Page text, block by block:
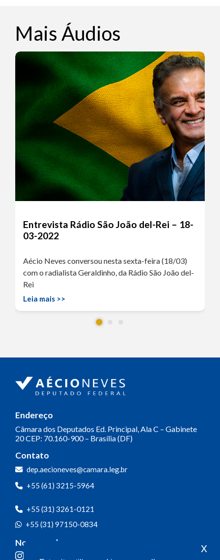
Mais Áudios
Entrevista Rádio São João del-Rei – 18-
03-2022
Aécio Neves conversou nesta sexta-feira (18/03)
com o radialista Geraldinho, da Rádio São João del-
Rei
Leia mais >>
Endereço
Câmara dos Deputados Ed. Principal, Ala C – Gabinete
20CEP: 70.160-900 – Brasília (DF)
Contato
dep.aecioneves@camara.leg.br
+55 (61) 3215-5964
+55 (31) 3261-0121
+55 (31) 97150-0834
Nossas redes x